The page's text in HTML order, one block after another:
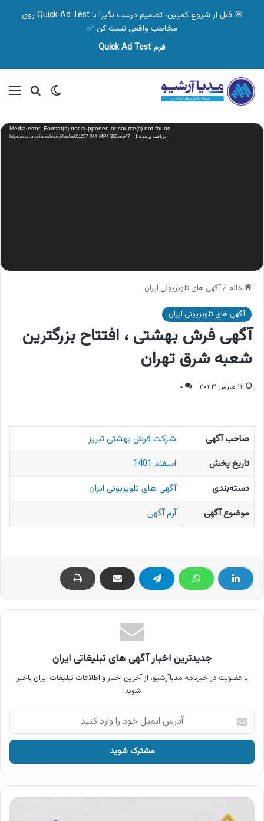
🎯 قبل از شروع کمپین، تصمیم درست بگیر! با Quick Ad Test روی
مخاطب واقعی تست کن ✅
فرم Quick Ad Test
تغییر پوسته
نمایشگر
ویدیو Media error: Format(s) not supported or source(s) not found
دریافت پرونده: https://cdn.mediaarshiv.ir/files/es011257-044_MP4-360.mp4?_=1
خانه /آگهی های تلویزیونی ایران
آگهی های تلویزیونی ایران
آگهی فرش بهشتی ، افتتاح بزرگترین
شعبه شرق تهران
۱۲ مارس ۲۰۲۳ ۰
صاحب آگهی
شرکت فرش بهشتی تبریز
تاریخ پخش
اسفند 1401
دسته‌بندی
آگهی های تلویزیونی ایران
موضوع آگهی
آرم آگهی
جدیدترین اخبار آگهی های تبلیغاتی ایران
با عضویت در خبرنامه مدیاآرشیو، از آخرین اخبار و اطلاعات تبلیغات ایران باخبر
شوید.
آدرس
ایمیل
خود
وارد
کنید
آگهی